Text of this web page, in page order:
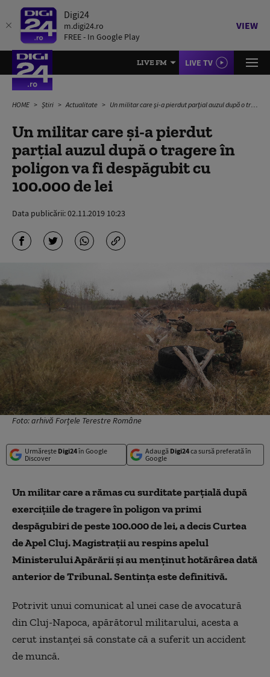
Digi24
m.digi24.ro
FREE - In Google Play
VIEW
LIVE FM LIVE TV
HOME Știri Actualitate Un militar care și-a pierdut parțial auzul după o tragere în poligon va fi despăgubit cu 100.000 de lei
Un militar care și-a pierdut
parțial auzul după o tragere în
poligon va fi despăgubit cu
100.000 de lei
Data publicării:02.11.2019 10:23
Foto: arhivă Forțele Terestre Române
Urmărește Digi24în Google
Discover
Adaugă Digi24ca sursă preferată în
Google
Un militar care a rămas cu surditate parțială după
exercițiile de tragere în poligon va primi
despăgubiri de peste 100.000 de lei, a decis Curtea
de Apel Cluj. Magistrații au respins apelul
Ministerului Apărării și au menținut hotărârea dată
anterior de Tribunal. Sentința este definitivă.
Potrivit unui comunicat al unei case de avocatură
din Cluj-Napoca, apărătorul militarului, acesta a
cerut instanței să constate că a suferit un accident
de muncă.